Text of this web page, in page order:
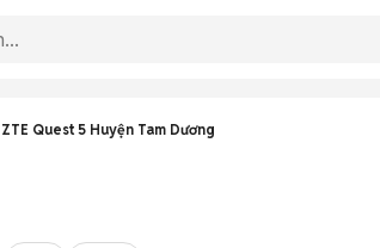
ZTE Quest 5 Huyện Tam Dương